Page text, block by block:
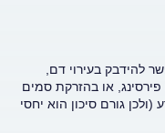
להידבק בעירוי דם,
או בהזרקת סמים
(ולכן גורם סיכון הוא יחסי